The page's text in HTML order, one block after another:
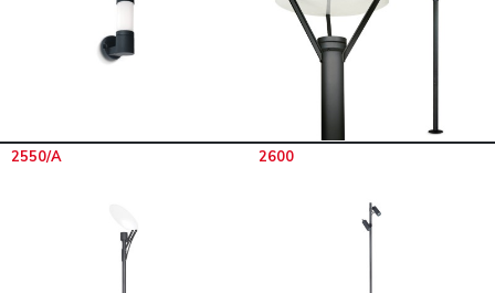
2550/A 2600